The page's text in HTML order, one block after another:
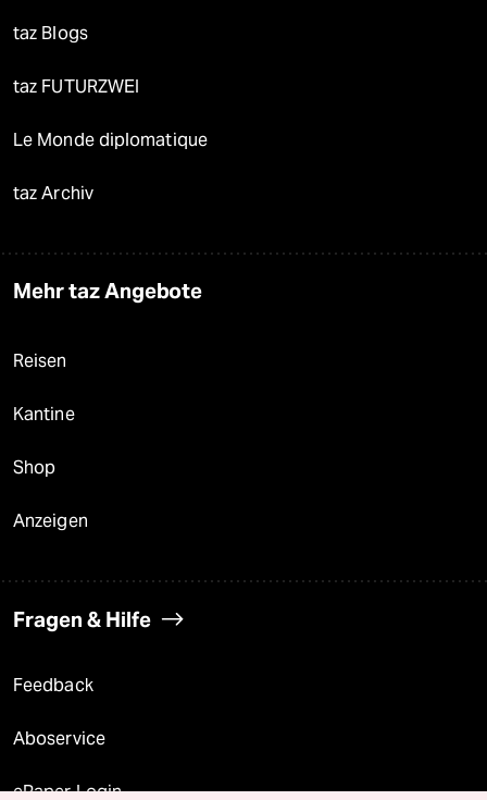
taz Blogs
taz FUTURZWEI
Le Monde diplomatique
taz Archiv
Mehr taz Angebote
Reisen
Kantine
Shop
Anzeigen
Fragen & Hilfe
Feedback
Aboservice
ePaper Login